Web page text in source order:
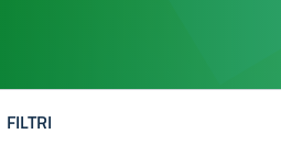
FILTRI